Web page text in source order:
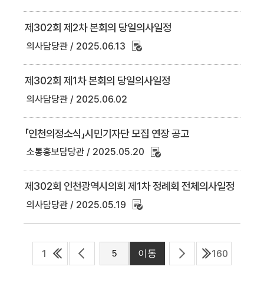
제302회 제2차 본회의 당일의사일정
의사담당관 2025.06.13
제302회 제1차 본회의 당일의사일정
의사담당관 2025.06.02
「인천의정소식」시민기자단 모집 연장 공고
소통홍보담당관 2025.05.20
제302회 인천광역시의회 제1차 정례회 전체의사일정
의사담당관 2025.05.19
1 160